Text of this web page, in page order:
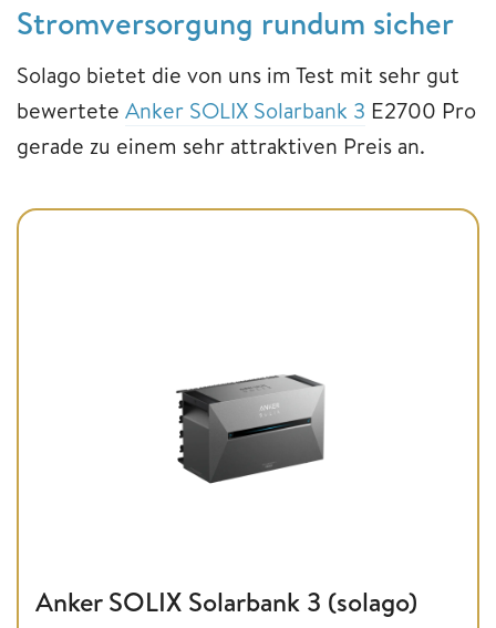
Stromversorgung rundum sicher
Solago bietet die von uns im Test mit sehr gut
bewertete Anker SOLIX Solarbank 3 E2700 Pro
gerade zu einem sehr attraktiven Preis an.
Anker SOLIX Solarbank 3 (solago)